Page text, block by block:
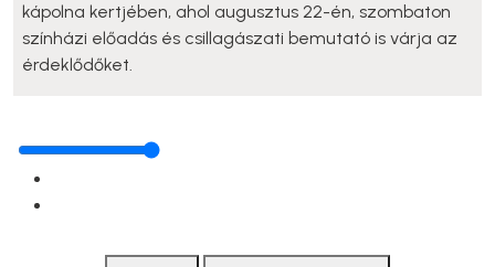
kápolna kertjében, ahol augusztus 22-én, szombaton
színházi előadás és csillagászati bemutató is várja az
érdeklődőket.